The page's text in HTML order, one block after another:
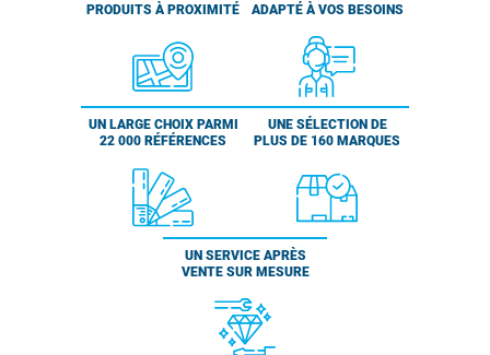
PRODUITS À PROXIMITÉ
ADAPTÉ À VOS BESOINS
UN LARGE CHOIX PARMI
22 000 RÉFÉRENCES
UNE SÉLECTION DE
PLUS DE 160 MARQUES
UN SERVICE APRÈS
VENTE SUR MESURE